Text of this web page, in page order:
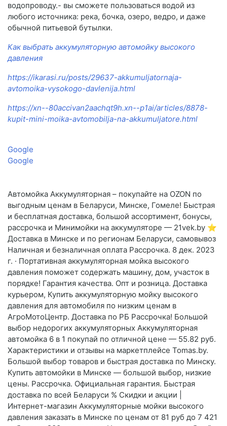
водопроводу.- вы сможете пользоваться водой из
любого источника: река, бочка, озеро, ведро, и даже
обычной питьевой бутылки.
Как выбрать аккумуляторную автомойку высокого
давления
https://ikarasi.ru/posts/29637-akkumuljatornaja-
avtomoika-vysokogo-davlenija.html
https://xn--80accivan2aachqt9h.xn--p1ai/articles/8878-
kupit-mini-moika-avtomobilja-na-akkumuljatore.html
Google
Google
Автомойка Аккумуляторная – покупайте на OZON по
выгодным ценам в Беларуси, Минске, Гомеле! Быстрая
и бесплатная доставка, большой ассортимент, бонусы,
рассрочка и Минимойки на аккумуляторе — 21vek.by ⭐️
Доставка в Минске и по регионам Беларуси, самовывоз
Наличная и безналичная оплата Рассрочка. 8 дек. 2023
г. · Портативная аккумуляторная мойка высокого
давления поможет содержать машину, дом, участок в
порядке! Гарантия качества. Опт и розница. Доставка
курьером, Купить аккумуляторную мойку высокого
давления для автомобиля по низким ценам в
АгроМотоЦентр. Доставка по РБ Рассрочка! Большой
выбор недорогих аккумуляторных Аккумуляторная
автомойка 6 в 1 покупай по отличной цене — 55.82 руб.
Характеристики и отзывы на маркетплейсе Tomas.by.
Большой выбор товаров и быстрая доставка по Минску.
Купить автомойки в Минске — большой выбор, низкие
цены. Рассрочка. Официальная гарантия. Быстрая
доставка по всей Беларуси % Скидки и акции |
Интернет-магазин Аккумуляторные мойки высокого
давления заказать в Минске по ценам от 81 руб до 7 421